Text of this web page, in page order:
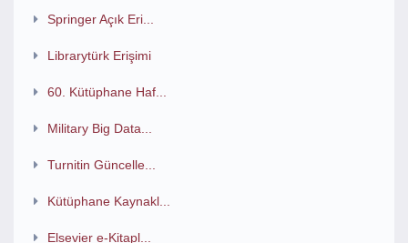
Springer Açık Eri...
Librarytürk Erişimi
60. Kütüphane Haf...
Military Big Data...
Turnitin Güncelle...
Kütüphane Kaynakl...
Elsevier e-Kitapl...